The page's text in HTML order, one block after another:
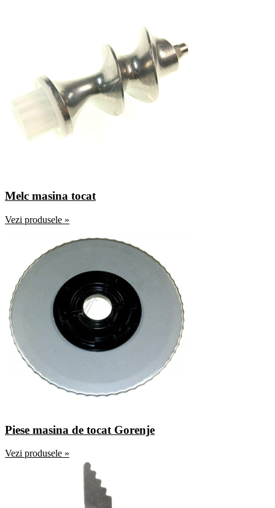
Melc masina tocat
Vezi produsele »
Piese masina de tocat Gorenje
Vezi produsele »